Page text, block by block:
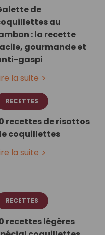
de
au
: la recette
gourmande et
gaspi
la suite
RECETTES
recettes de risottos
coquillettes
la suite
RECETTES
recettes légères